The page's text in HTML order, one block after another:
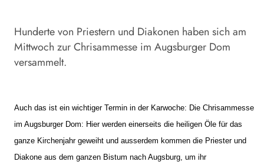
Hunderte von Priestern und Diakonen haben sich am
Mittwoch zur Chrisammesse im Augsburger Dom
versammelt.
Auch das ist ein wichtiger Termin in der Karwoche: Die Chrisammesse
im Augsburger Dom: Hier werden einerseits die heiligen Öle für das
ganze Kirchenjahr geweiht und ausserdem kommen die Priester und
Diakone aus dem ganzen Bistum nach Augsburg, um ihr